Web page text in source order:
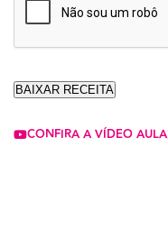
CONFIRA A VÍDEO AULA